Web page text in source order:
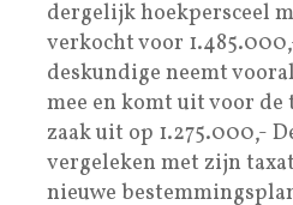
dergelijk hoekpersceel
verkocht voor
deskundige neemt
mee en komt uit voor de
zaak uit op 1.275.000,-
vergeleken met zijn
nieuwe